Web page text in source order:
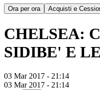
Ora per ora Acquisti e
CHELSEA:
SIDIBE' E
03 Mar 2017 - 21:14
03 Mar 2017 - 21:14